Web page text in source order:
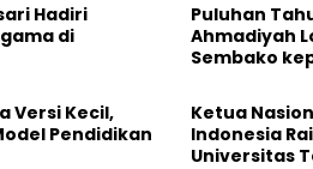
Hadiri
di
Puluhan
Ahmadiyah
Sembako
Versi Kecil,
Pendidikan
Ketua
Indonesia
Universitas